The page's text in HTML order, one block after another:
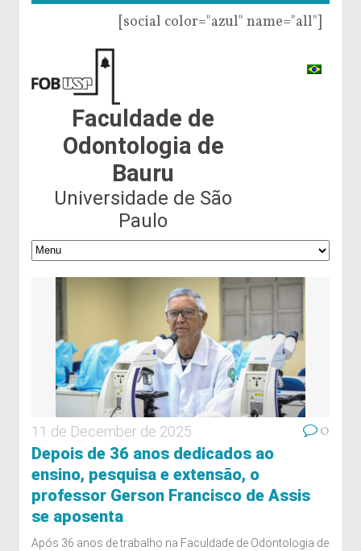
[social color="azul" name="all"]
Faculdade de
Odontologia de
Bauru
Universidade de São
Paulo
11 de December de 2025 0
Depois de 36 anos dedicados ao
ensino, pesquisa e extensão, o
professor Gerson Francisco de Assis
se aposenta
Após 36 anos de trabalho na Faculdade de Odontologia de